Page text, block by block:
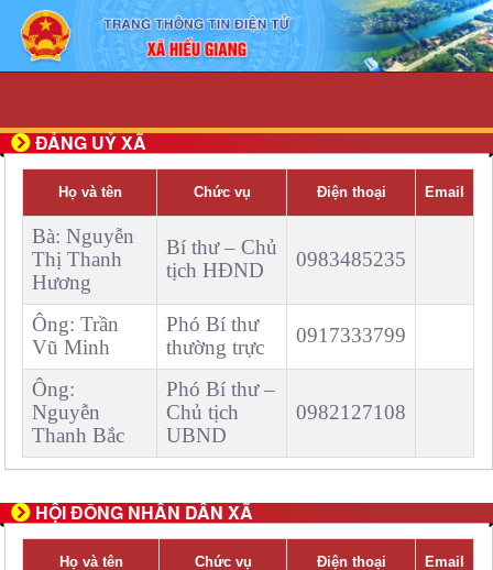
LIÊN HỆ - UBND xã Hiếu Giang
ĐẢNG UỶ XÃ
Họ và tên Chức vụ Điện thoại Email
Bà: Nguyễn
Thị Thanh
Hương
Bí thư – Chủ
tịch HĐND
0983485235
Ông: Trần
Vũ Minh
Phó Bí thư
thường trực
0917333799
Ông:
Nguyễn
Thanh Bắc
Phó Bí thư –
Chủ tịch
UBND
0982127108
HỘI ĐỒNG NHÂN DÂN XÃ
Họ và tên Chức vụ Điện thoại Email